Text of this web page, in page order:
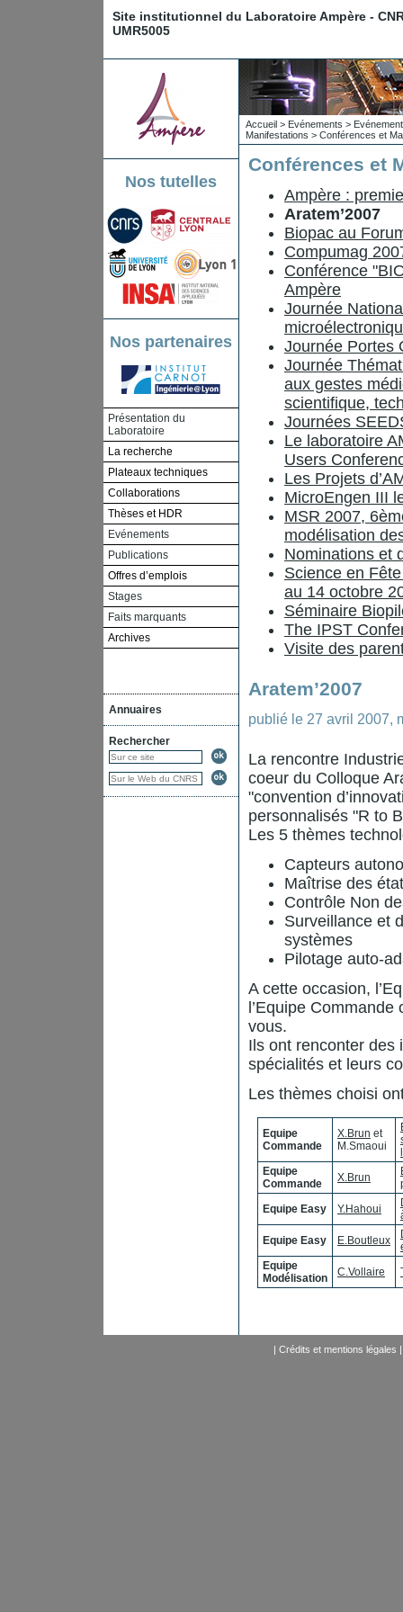
Site institutionnel du Laboratoire Ampère -
UMR5005
Nos tutelles
Nos partenaires
Présentation du
Laboratoire
La recherche
Plateaux techniques
Collaborations
Thèses et HDR
Evénements
Publications
Offres d’emplois
Stages
Faits marquants
Archives
Annuaires
Rechercher
Accueil > Evénements >
Manifestations > Conférences et
Conférences et
Ampère :
Aratem’2007
Biopac au
Compumag
Conférence
Ampère
Journée
Journée Portes
Journée
aux gestes
scientifique,
Journées
Le laboratoire
Users
Les Projets
MicroEngen III
MSR 2007,
modélisation
Nominations et
Science en
au 14 octobre
Séminaire
The IPST
Visite des
Aratem’2007
publié le 27 avril 2007,
La rencontre
coeur du Colloque
"convention
personnalisés "R to
Les 5 thèmes
Capteurs
Maîtrise des
Contrôle Non
Surveillance et
systèmes
Pilotage auto-
A cette occasion,
l’Equipe
vous.
Ils ont renconter des
spécialités et leurs
Les thèmes choisi
Equipe
Commande
X.Brun et
M.Smaoui
Equipe
Commande
X.Brun
Equipe Easy
Y.Hahoui
Equipe Easy
E.Boutleux
Equipe
Modélisation
C.Vollaire
| Crédits et mentions légales